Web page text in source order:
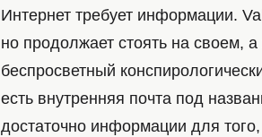
Интернет требует информации.
но продолжает стоять на своем,
беспросветный
есть внутренняя почта под
достаточно информации для